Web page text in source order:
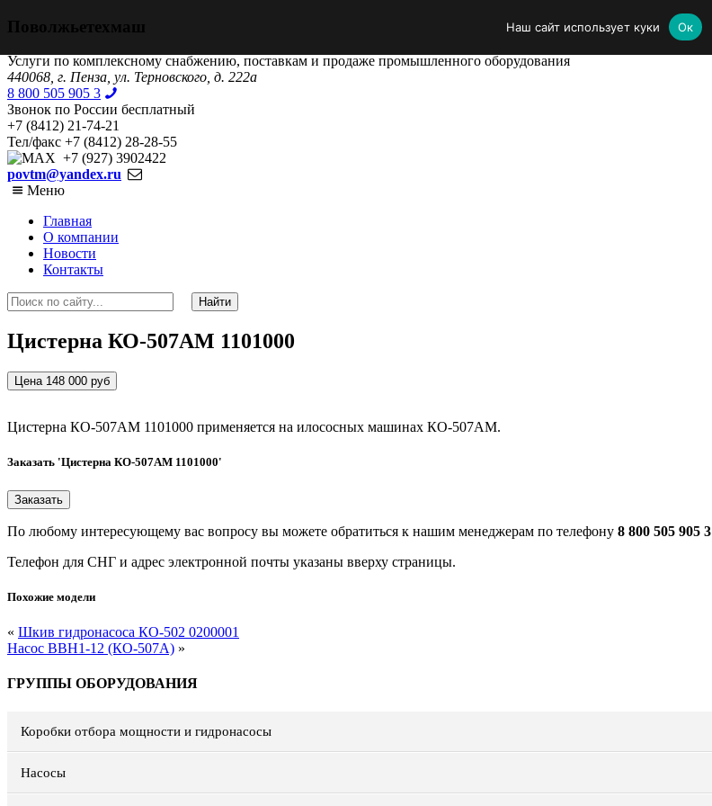
Поволжьетехмаш
Услуги по комплексному снабжению, поставкам и продаже промышленного оборудования
440068, г. Пенза, ул. Терновского, д. 222а
8 800 505 905 3
Звонок по России бесплатный
+7 (8412) 21-74-21
Тел/факс +7 (8412) 28-28-55
+7 (927) 3902422
povtm@yandex.ru
Меню
Главная
О компании
Новости
Контакты
Цистерна КО-507АМ 1101000
Цена 148 000 руб
Цистерна КО-507АМ 1101000 применяется на илососных машинах КО-507АМ.
Заказать 'Цистерна КО-507АМ 1101000'
По любому интересующему вас вопросу вы можете обратиться к нашим менеджерам по телефону 8 800 505 905 3
Телефон для СНГ и адрес электронной почты указаны вверху страницы.
Похожие модели
« Шкив гидронасоса КО-502 0200001
Насос ВВН1-12 (КО-507А) »
ГРУППЫ ОБОРУДОВАНИЯ
Коробки отбора мощности и гидронасосы
Насосы
Наш сайт использует куки Ок